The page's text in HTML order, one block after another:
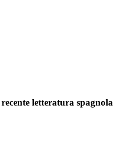
letteratura spagnola